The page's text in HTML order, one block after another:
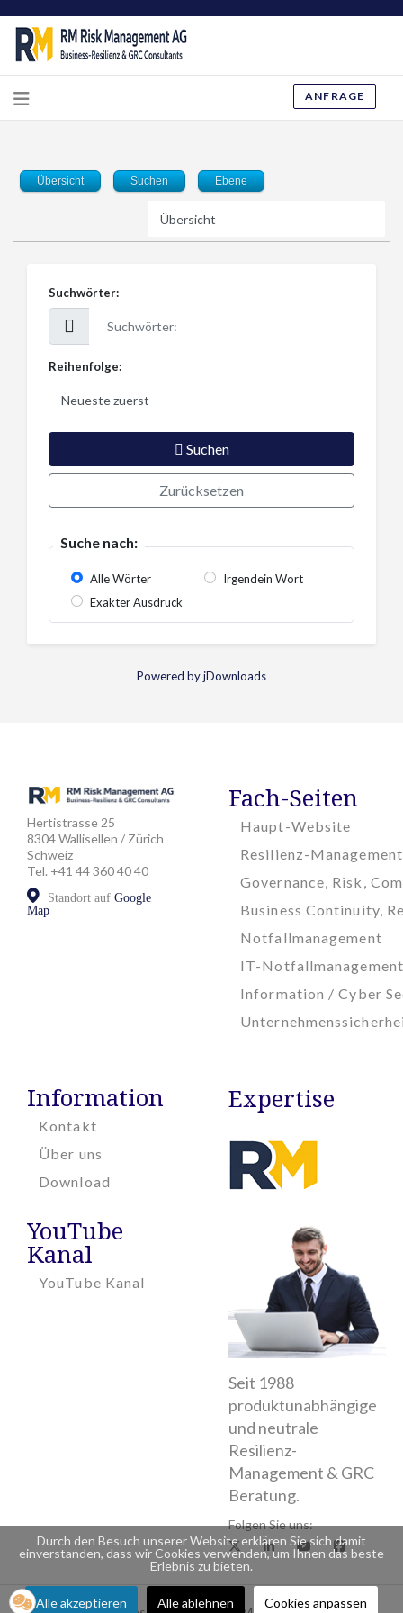
ANFRAGE
Übersicht Suchen Ebene
Suchwörter:
Reihenfolge:
Suchen
Zurücksetzen
Suche nach:
Alle Wörter
Irgendein Wort
Exakter Ausdruck
Powered by jDownloads
Hertistrasse 25
8304 Wallisellen / Zürich
Schweiz
Tel. +41 44 360 40 40
Standort auf Google
Map
Fach-Seiten
Haupt-Website
Resilienz-Management
Governance, Risk,
Business Continuity,
Notfallmanagement
IT-Notfallmanagement
Information / Cyber
Information
Kontakt
Über uns
Download
YouTube
Kanal
YouTube Kanal
Expertise
Seit 1988
produktunabhängige
und neutrale
Resilienz-
Management & GRC
Beratung.
Folgen Sie uns:
X
LinkedInYouTubeFacebook
Durch den Besuch unserer Website erklären Sie sich damit
einverstanden, dass wir Cookies verwenden, um Ihnen das beste
Erlebnis zu bieten.
Alle akzeptieren Alle ablehnen Cookies anpassen